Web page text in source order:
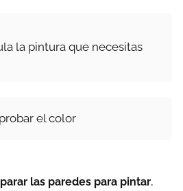
la pintura que necesitas
el color
las paredes para pintar,